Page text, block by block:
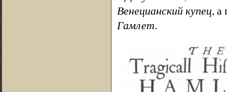
Венецианский купец, а
Гамлет.